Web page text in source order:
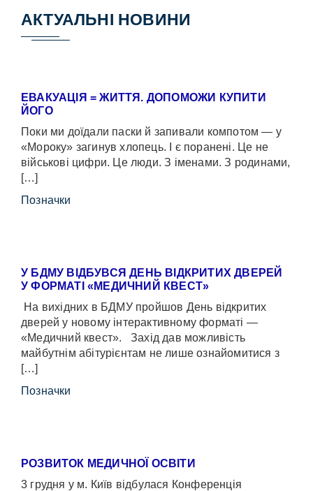
АКТУАЛЬНІ НОВИНИ
ЕВАКУАЦІЯ = ЖИТТЯ. ДОПОМОЖИ КУПИТИ
ЙОГО
Поки ми доїдали паски й запивали компотом — у
«Мороку» загинув хлопець. І є поранені. Це не
військові цифри. Це люди. З іменами. З родинами,
[…]
Позначки
У БДМУ ВІДБУВСЯ ДЕНЬ ВІДКРИТИХ ДВЕРЕЙ
У ФОРМАТІ «МЕДИЧНИЙ КВЕСТ»
На вихідних в БДМУ пройшов День відкритих
дверей у новому інтерактивному форматі —
«Медичний квест». Захід дав можливість
майбутнім абітурієнтам не лише ознайомитися з
[…]
Позначки
РОЗВИТОК МЕДИЧНОЇ ОСВІТИ
3 грудня у м. Київ відбулася Конференція